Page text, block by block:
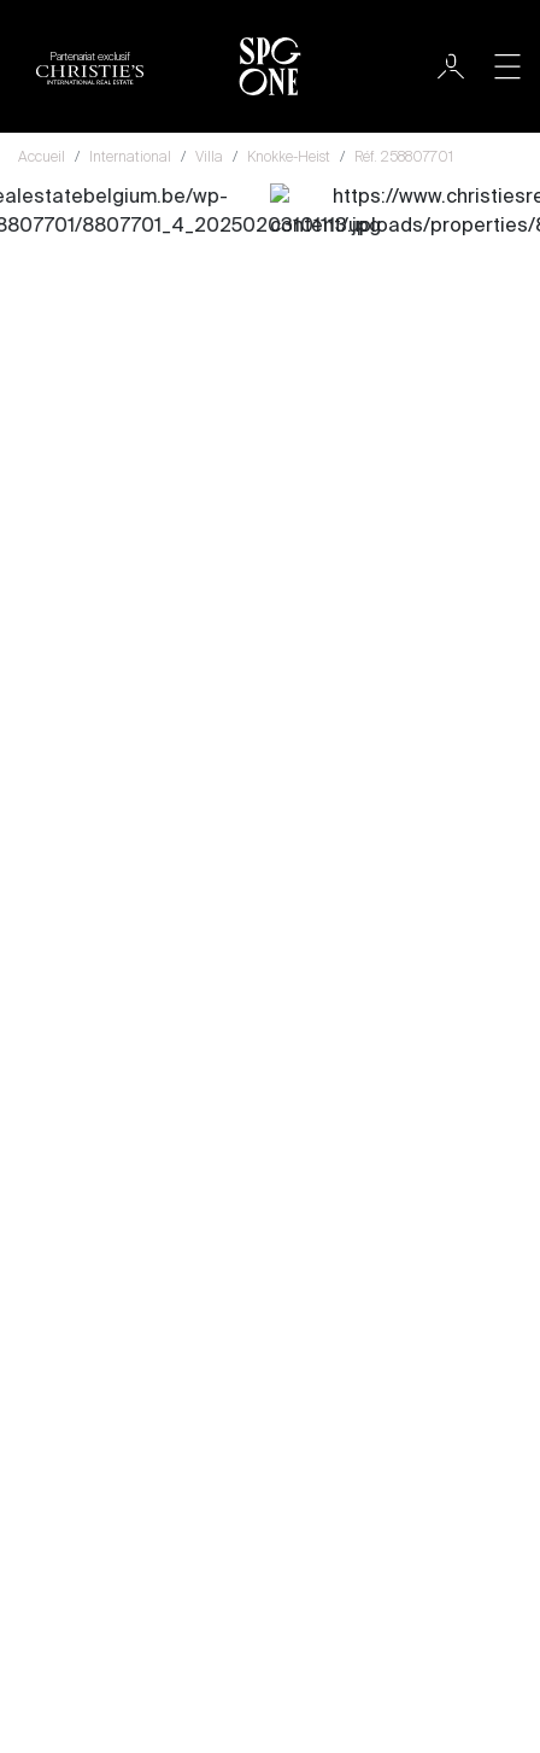
Partenariat exclusif
Accueil International Villa Knokke-Heist Réf. 258807701